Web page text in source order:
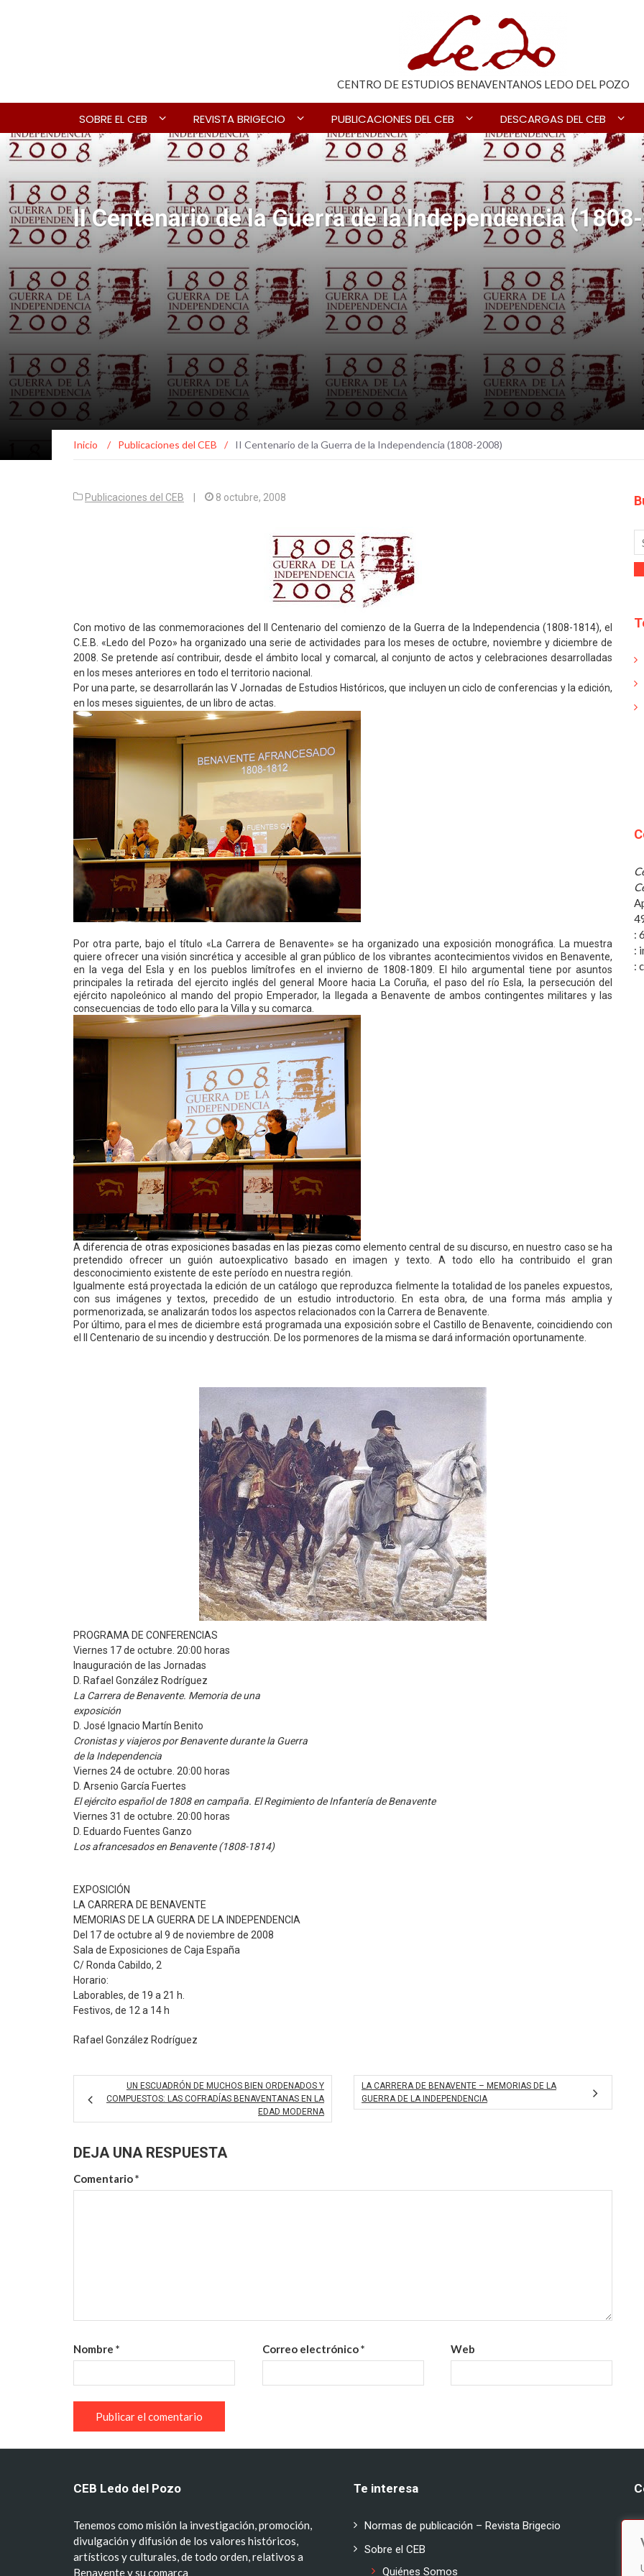
CENTRO DE ESTUDIOS BENAVENTANOS LEDO DEL POZO
SOBRE EL CEB REVISTA BRIGECIO PUBLICACIONES DEL CEB DESCARGAS DEL CEB
II Centenario de la Guerra de la Independencia
Inicio / Publicaciones del CEB / II Centenario de la Guerra de la Independencia (1808-2008)
Publicaciones del CEB 8 octubre, 2008
Con motivo de las conmemoraciones del II Centenario del comienzo de la Guerra de la Independencia (1808-1814), el
C.E.B. «Ledo del Pozo» ha organizado una serie de actividades para los meses de octubre, noviembre y diciembre de
2008. Se pretende así contribuir, desde el ámbito local y comarcal, al conjunto de actos y celebraciones desarrolladas
en los meses anteriores en todo el territorio nacional.
Por una parte, se desarrollarán las V Jornadas de Estudios Históricos, que incluyen un ciclo de conferencias y la edición,
en los meses siguientes, de un libro de actas.
Por otra parte, bajo el título «La Carrera de Benavente» se ha organizado una exposición monográfica. La muestra
quiere ofrecer una visión sincrética y accesible al gran público de los vibrantes acontecimientos vividos en Benavente,
en la vega del Esla y en los pueblos limítrofes en el invierno de 1808-1809. El hilo argumental tiene por asuntos
principales la retirada del ejercito inglés del general Moore hacia La Coruña, el paso del río Esla, la persecución del
ejército napoleónico al mando del propio Emperador, la llegada a Benavente de ambos contingentes militares y las
consecuencias de todo ello para la Villa y su comarca.
A diferencia de otras exposiciones basadas en las piezas como elemento central de su discurso, en nuestro caso se ha
pretendido ofrecer un guión autoexplicativo basado en imagen y texto. A todo ello ha contribuido el gran
desconocimiento existente de este período en nuestra región.
Igualmente está proyectada la edición de un catálogo que reproduzca fielmente la totalidad de los paneles expuestos,
con sus imágenes y textos, precedido de un estudio introductorio. En esta obra, de una forma más amplia y
pormenorizada, se analizarán todos los aspectos relacionados con la Carrera de Benavente.
Por último, para el mes de diciembre está programada una exposición sobre el Castillo de Benavente, coincidiendo con
el II Centenario de su incendio y destrucción. De los pormenores de la misma se dará información oportunamente.
PROGRAMA DE CONFERENCIAS
Viernes 17 de octubre. 20:00 horas
Inauguración de las Jornadas
D. Rafael González Rodríguez
La Carrera de Benavente. Memoria de una
exposición
D. José Ignacio Martín Benito
Cronistas y viajeros por Benavente durante la Guerra
de la Independencia
Viernes 24 de octubre. 20:00 horas
D. Arsenio García Fuertes
El ejército español de 1808 en campaña. El Regimiento de Infantería de Benavente
Viernes 31 de octubre. 20:00 horas
D. Eduardo Fuentes Ganzo
Los afrancesados en Benavente (1808-1814)
EXPOSICIÓN
LA CARRERA DE BENAVENTE
MEMORIAS DE LA GUERRA DE LA INDEPENDENCIA
Del 17 de octubre al 9 de noviembre de 2008
Sala de Exposiciones de Caja España
C/ Ronda Cabildo, 2
Horario:
Laborables, de 19 a 21 h.
Festivos, de 12 a 14 h
Rafael González Rodríguez
UN ESCUADRÓN DE MUCHOS BIEN ORDENADOS Y
COMPUESTOS: LAS COFRADÍAS BENAVENTANAS EN LA
EDAD MODERNA
LA CARRERA DE BENAVENTE – MEMORIAS DE LA
GUERRA DE LA INDEPENDENCIA
DEJA UNA RESPUESTA
Comentario*
Nombre * Correo electrónico* Web
:
:
:
CEB Ledo del Pozo
Tenemos como misión la investigación, promoción,
divulgación y difusión de los valores históricos,
artísticos y culturales, de todo orden, relativos a
Benavente y su comarca
Te interesa
Normas de publicación – Revista Brigecio
Sobre el CEB
Quiénes Somos